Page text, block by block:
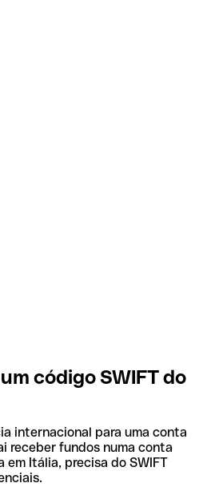
código SWIFT do
internacional para uma conta
receber fundos numa conta
em Itália, precisa do SWIFT